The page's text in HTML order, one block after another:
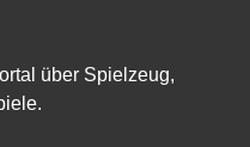
über Spielzeug,